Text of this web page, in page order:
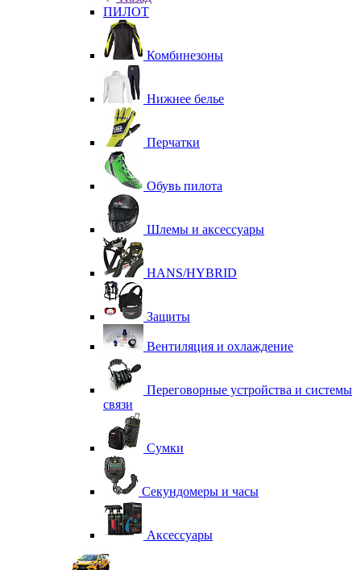
ПИЛОТ
Комбинезоны
Нижнее белье
Перчатки
Обувь пилота
Шлемы и аксессуары
HANS/HYBRID
Защиты
Вентиляция и охлаждение
Переговорные устройства и системы
связи
Сумки
Секундомеры и часы
Аксессуары